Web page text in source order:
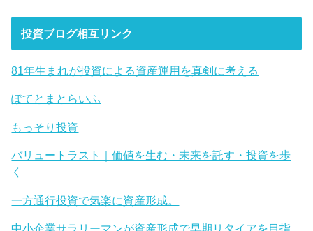
投資ブログ相互リンク
81年生まれが投資による資産運用を真剣に考える
ぽてとまとらいふ
もっそり投資
バリュートラスト｜価値を生む・未来を託す・投資を歩
く
一方通行投資で気楽に資産形成。
中小企業サラリーマンが資産形成で早期リタイアを目指